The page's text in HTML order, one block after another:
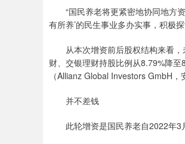
“国民养老将更紧密地协同地方资
有所养’的民生事业多办实事，积极
从本次增资前后股权结构来看，
财、交银理财持股比例从8.79%降
（Allianz Global Investors GmbH
并不差钱
此轮增资是国民养老自2022年3